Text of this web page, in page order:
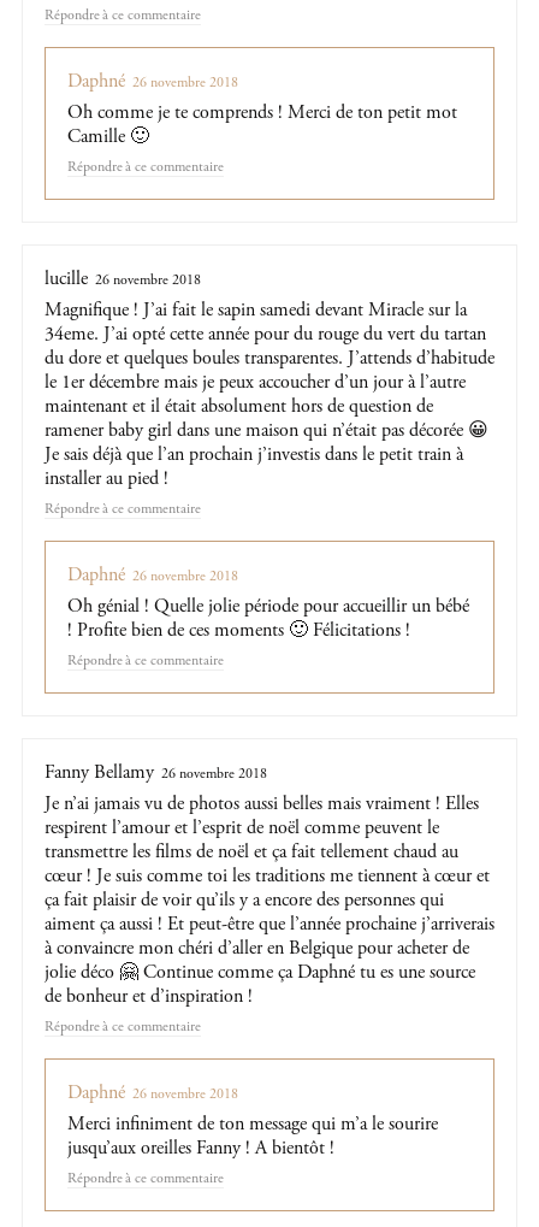
Répondre
Daphné 26 novembre 2018
Oh comme je te comprends ! Merci de ton petit mot
Camille 🙂
Répondre
lucille 26 novembre 2018
Magnifique ! J’ai fait le sapin samedi devant Miracle sur la
34eme. J’ai opté cette année pour du rouge du vert du tartan
du dore et quelques boules transparentes. J’attends d’habitude
le 1er décembre mais je peux accoucher d’un jour à l’autre
maintenant et il était absolument hors de question de
ramener baby girl dans une maison qui n’était pas décorée 😀
Je sais déjà que l’an prochain j’investis dans le petit train à
installer au pied !
Répondre
Daphné 26 novembre 2018
Oh génial ! Quelle jolie période pour accueillir un bébé
! Profite bien de ces moments 🙂 Félicitations !
Répondre
Fanny Bellamy 26 novembre 2018
Je n’ai jamais vu de photos aussi belles mais vraiment ! Elles
respirent l’amour et l’esprit de noël comme peuvent le
transmettre les films de noël et ça fait tellement chaud au
cœur ! Je suis comme toi les traditions me tiennent à cœur et
ça fait plaisir de voir qu’ils y a encore des personnes qui
aiment ça aussi ! Et peut-être que l’année prochaine j’arriverais
à convaincre mon chéri d’aller en Belgique pour acheter de
jolie déco 🤗 Continue comme ça Daphné tu es une source
de bonheur et d’inspiration !
Répondre
Daphné 26 novembre 2018
Merci infiniment de ton message qui m’a le sourire
jusqu’aux oreilles Fanny ! A bientôt !
Répondre